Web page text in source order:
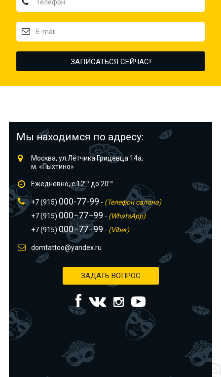
Мы находимся по адресу:
Москва, ул.Лётчика Грицевца 14а,
м. «Пыхтино»
Ежедневно, с 1200 до 2000
+7 (915) 000-77-99 - (Телефон салона)
+7 (915) 000−77−99 - (WhatsApp)
+7 (915) 000−77−99 - (Viber)
domtattoo@yandex.ru
ЗАДАТЬ ВОПРОС